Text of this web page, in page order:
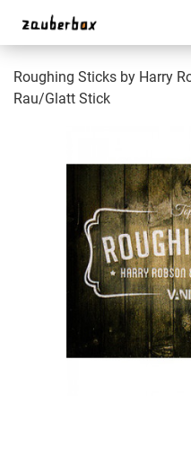
Roughing Sticks by Harry
Rau/Glatt Stick